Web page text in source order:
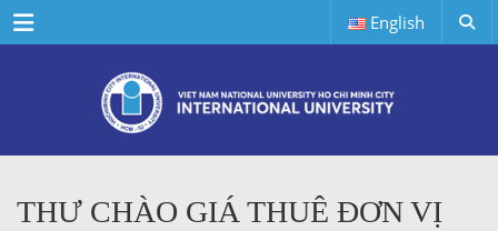
Menu English
THƯ CHÀO GIÁ THUÊ ĐƠN VỊ